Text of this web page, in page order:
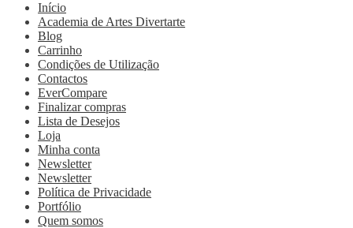
Início
Academia de Artes Divertarte
Blog
Carrinho
Condições de Utilização
Contactos
EverCompare
Finalizar compras
Lista de Desejos
Loja
Minha conta
Newsletter
Newsletter
Política de Privacidade
Portfólio
Quem somos